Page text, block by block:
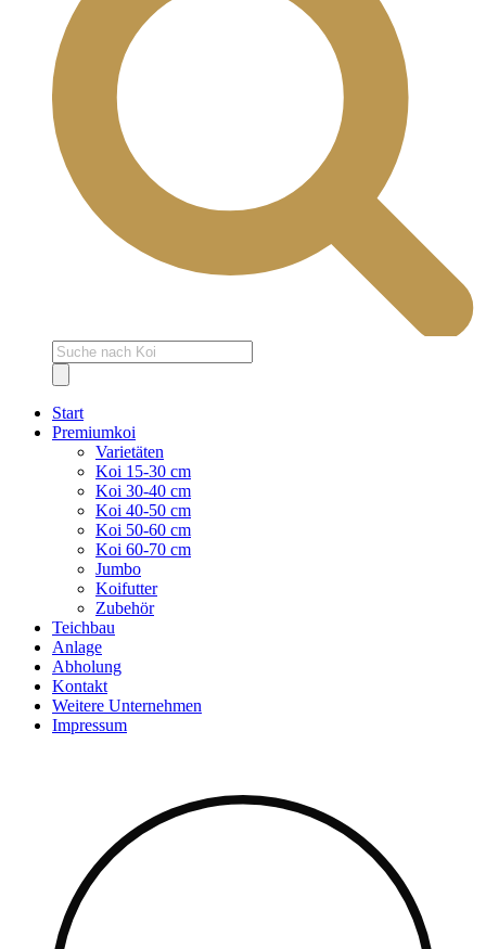
Products
search
Start
Premiumkoi
Varietäten
Koi 15-30 cm
Koi 30-40 cm
Koi 40-50 cm
Koi 50-60 cm
Koi 60-70 cm
Jumbo
Koifutter
Zubehör
Teichbau
Anlage
Abholung
Kontakt
Weitere Unternehmen
Impressum